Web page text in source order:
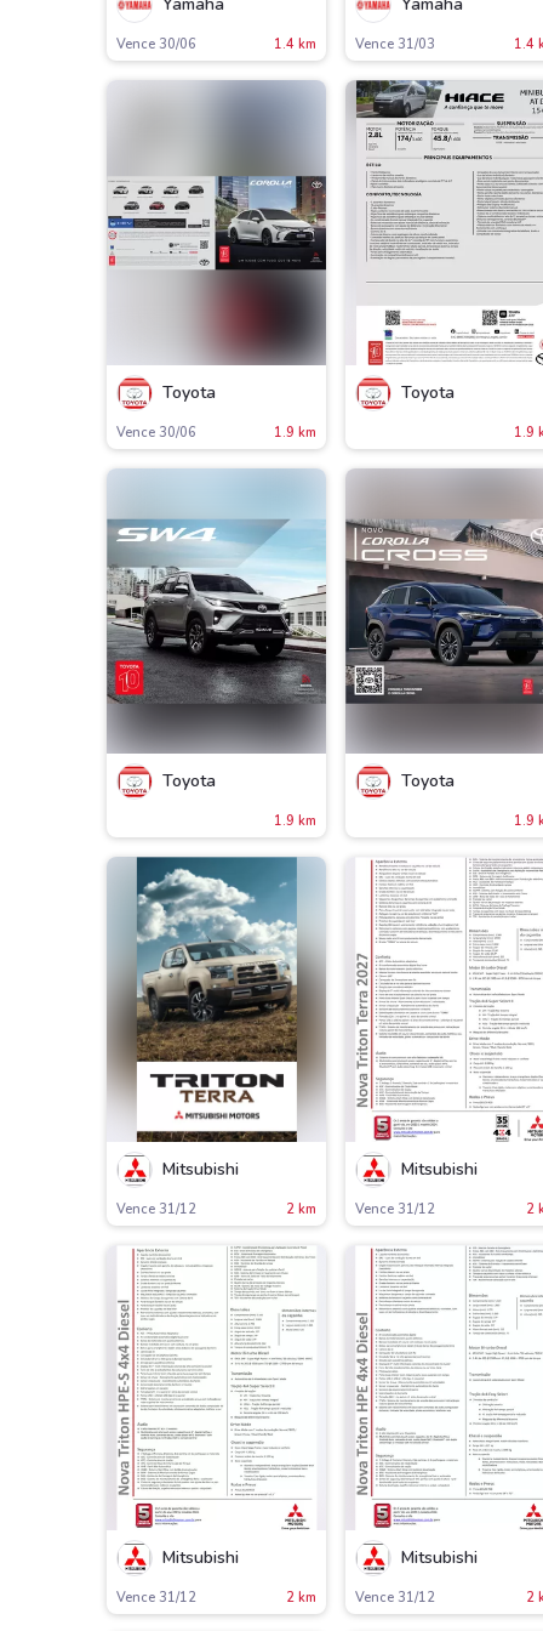
Vence 30/06 1.4 km Vence 31/03 1.4
Toyota
Vence 30/06 1.9 km
Toyota
1.9
Toyota
1.9 km
Toyota
1.9
Mitsubishi
Vence 31/12 2 km
Mitsubishi
Vence 31/12 2
Mitsubishi
Vence 31/12 2 km
Mitsubishi
Vence 31/12 2